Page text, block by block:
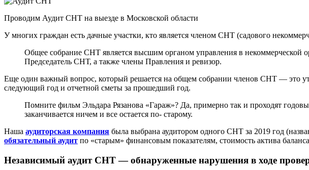
Проводим Аудит СНТ на выезде в Московской области
У многих граждан есть дачные участки, кто является членом СНТ (садового
Общее собрание СНТ является высшим органом управления в
Председатель СНТ, а также члены Правления и ревизор.
Еще один важный вопрос, который решается на общем собрании членов СНТ — это
следующий год и отчетной сметы за прошедший год.
Помните фильм Эльдара Рязанова «Гараж»? Да, примерно так и проходят
заканчивается ничем и все остается по- старому.
Наша аудиторская компания была выбрана аудитором одного СНТ за 2019 год
обязательный аудит по «старым» финансовым показателям, стоимость актива
Независимый аудит СНТ — обнаруженные нарушения в ходе